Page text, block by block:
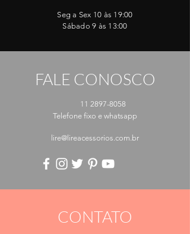
Seg a Sex 10 às 19:00
Sábado 9 às 13:00
FALE CONOSCO
11 2897-8058
Telefone fixo e whatsapp
lire@lireacessorios.com.br
CONTATO